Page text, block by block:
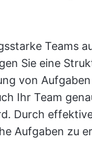
Teams
Sie eine
von
Ihr Team
Durch
Aufgaben zu